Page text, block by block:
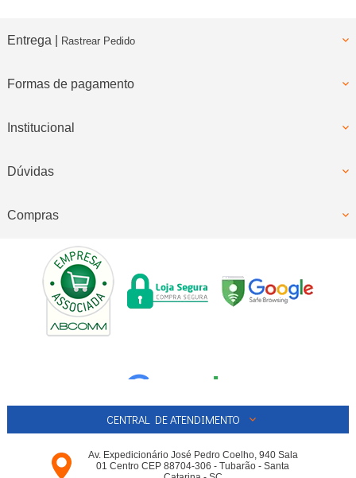
Entrega | Rastrear Pedido
Formas de pagamento
Institucional
Dúvidas
Compras
CENTRAL DE ATENDIMENTO
Av. Expedicionário José Pedro Coelho, 940 Sala
01 Centro CEP 88704-306 - Tubarão - Santa